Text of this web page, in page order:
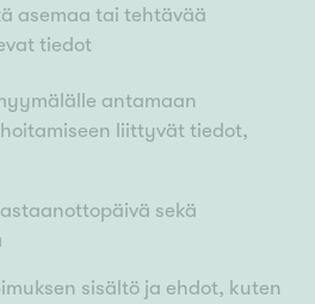
asemaa tai tehtävää
tiedot
antamaan
liittyvät tiedot,
sekä
sisältö ja ehdot, kuten